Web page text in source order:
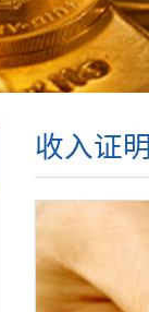
收入证明